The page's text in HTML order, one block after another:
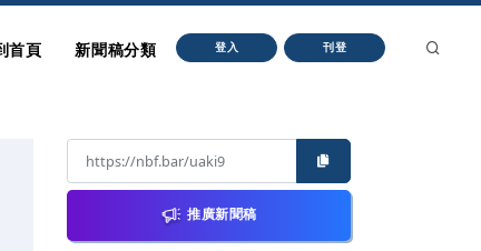
首頁 新聞稿分類 登入 刊登
推廣新聞稿